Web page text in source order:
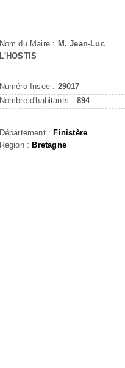
Nom du Maire : M. Jean-Luc
L'HOSTIS
Numéro Insee : 29017
Nombre d'habitants : 894
Département : Finistère
Région : Bretagne